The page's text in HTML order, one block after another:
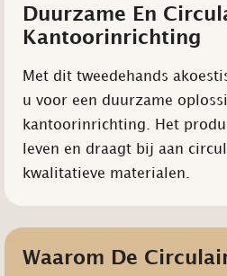
Duurzame En
Kantoorinrichting
Met dit tweedehands
u voor een duurzame
kantoorinrichting. Het
leven en draagt bij aan
kwalitatieve materialen.
Waarom De